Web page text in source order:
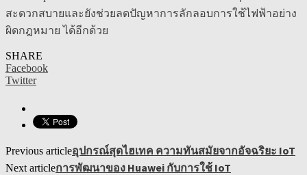
สะดวกสบายและยังช่วยลดปัญหาการลักลอบการใช้ไฟฟ้าอย่าง
ผิดกฎหมาย ได้อีกด้วย
SHARE
Facebook
Twitter
Previous articleอุปกรณ์สุดไฮเทค ความทันสมัยจากอัจฉริยะ IoT
Next articleการพัฒนาของ Huawei กับการใช้ IoT